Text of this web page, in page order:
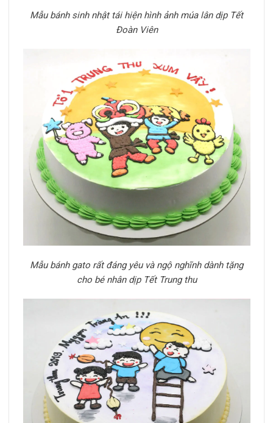
Mẫu bánh sinh nhật tái hiện hình ảnh múa lân dịp Tết
Đoàn Viên
Mẫu bánh gato rất đáng yêu và ngộ nghĩnh dành tặng
cho bé nhân dịp Tết Trung thu